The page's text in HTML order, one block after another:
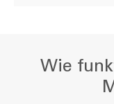
Wie